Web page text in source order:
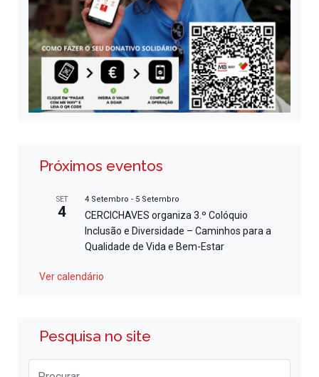
Próximos eventos
SET
4
4 Setembro - 5 Setembro
CERCICHAVES organiza 3.º Colóquio
Inclusão e Diversidade – Caminhos para a
Qualidade de Vida e Bem-Estar
Ver calendário
Pesquisa no site